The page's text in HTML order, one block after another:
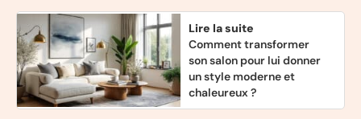
Lire la suite
Comment transformer
son salon pour lui donner
un style moderne et
chaleureux ?